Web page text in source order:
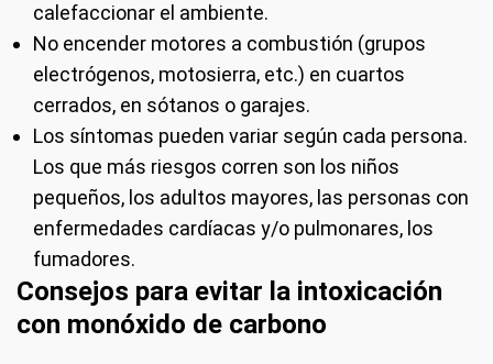
calefaccionar el ambiente.
No encender motores a combustión (grupos
electrógenos, motosierra, etc.) en cuartos
cerrados, en sótanos o garajes.
Los síntomas pueden variar según cada persona.
Los que más riesgos corren son los niños
pequeños, los adultos mayores, las personas con
enfermedades cardíacas y/o pulmonares, los
fumadores.
Consejos para evitar la intoxicación
con monóxido de carbono